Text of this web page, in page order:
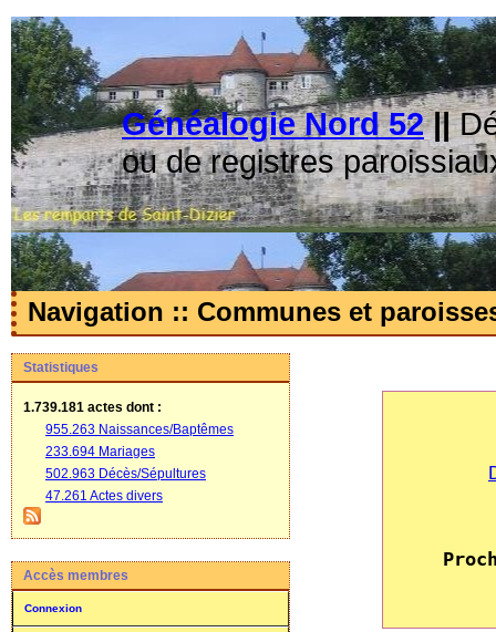
Généalogie Nord 52||
ou de registres
Navigation :: Communes et
Statistiques
1.739.181 actes dont :
955.263 Naissances/Baptêmes
233.694 Mariages
502.963 Décès/Sépultures
47.261 Actes divers
Accès membres
Connexion